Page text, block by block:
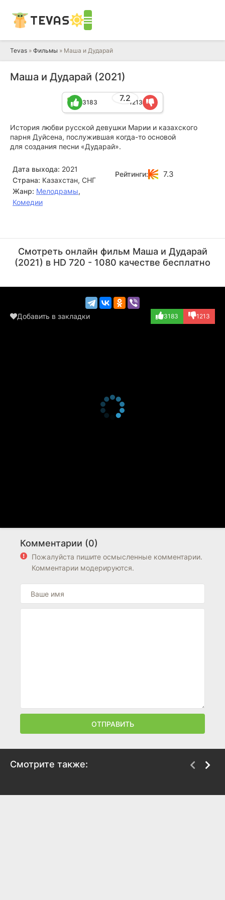
TEVAS
Tevas » Фильмы » Маша и Дударай
Маша и Дударай (2021)
7.2
3183 1213
История любви русской девушки Марии и казахского
парня Дуйсена, послужившая когда-то основой
для создания песни «Дударай».
Дата выхода: 2021
Страна: Казахстан, СНГ
Жанр: Мелодрамы,
Комедии
Рейтинги: 7.3
Смотреть онлайн фильм Маша и Дударай
(2021) в HD 720 - 1080 качестве бесплатно
Добавить в закладки 3183 1213
Комментарии (0)
Пожалуйста пишите осмысленные комментарии.
Комментарии модерируются.
ОТПРАВИТЬ
Смотрите также: